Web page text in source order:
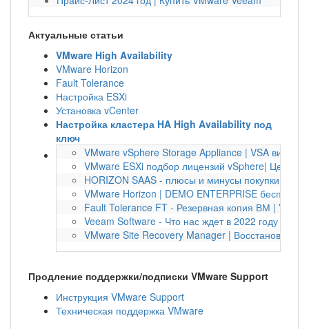
Актуальные статьи
VMware High Availability
VMware Horizon
Fault Tolerance
Настройка ESXi
Установка vCenter
Настройка кластера HA High Availability под
ключ
VMware vSphere Storage Appliance | VSA
VMware ESXi подбор лицензий vSphere| Цена
HORIZON SAAS - плюсы и минусы покупки по
VMware Horizon | DEMO ENTERPRISE
Fault Tolerance FT - Резервная копия ВМ |
Veeam Software - Что нас ждет в 2022 году |
VMware Site Recovery Manager | Восстановление
Продление поддержки/подписки VMware Support
Инструкция VMware Support
Техническая поддержка VMware